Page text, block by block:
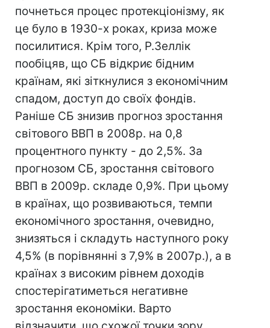
почнеться процес протекціонізму, як
це було в 1930-х роках, криза може
посилитися. Крім того, Р.Зеллік
пообіцяв, що СБ відкриє бідним
країнам, які зіткнулися з економічним
спадом, доступ до своїх фондів.
Раніше СБ знизив прогноз зростання
світового ВВП в 2008р. на 0,8
процентного пункту - до 2,5%. За
прогнозом СБ, зростання світового
ВВП в 2009р. складе 0,9%. При цьому
в країнах, що розвиваються, темпи
економічного зростання, очевидно,
знизяться і складуть наступного року
4,5% (в порівнянні з 7,9% в 2007р.), а в
країнах з високим рівнем доходів
спостерігатиметься негативне
зростання економіки. Варто